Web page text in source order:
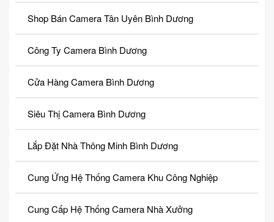
Shop Bán Camera Tân Uyên Bình Dương
Công Ty Camera Bình Dương
Cửa Hàng Camera Bình Dương
Siêu Thị Camera Bình Dương
Lắp Đặt Nhà Thông Minh Bình Dương
Cung Ứng Hệ Thống Camera Khu Công Nghiệp
Cung Cấp Hệ Thống Camera Nhà Xưởng